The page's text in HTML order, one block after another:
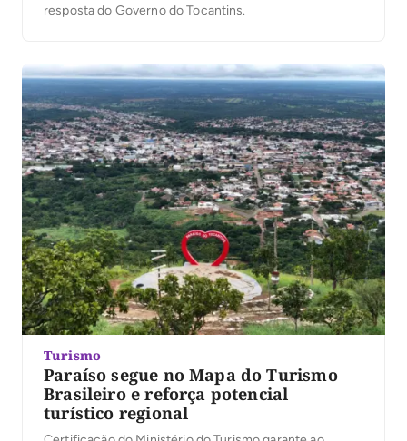
resposta do Governo do Tocantins.
Turismo
Paraíso segue no Mapa do Turismo
Brasileiro e reforça potencial
turístico regional